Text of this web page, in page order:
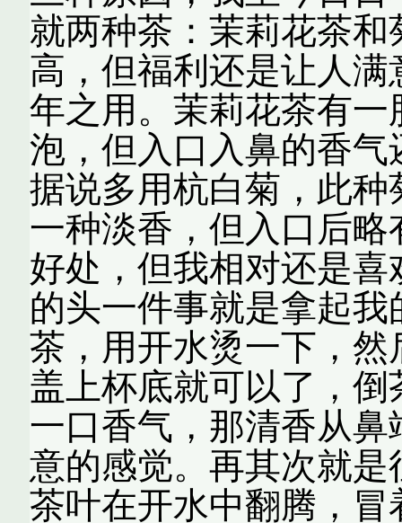
就两种茶：茉莉花茶
高，但福利还是让人
年之用。茉莉花茶有
泡，但入口入鼻的香
据说多用杭白菊，此
一种淡香，但入口后
好处，但我相对还是
的头一件事就是拿起
茶，用开水烫一下，
盖上杯底就可以了，
一口香气，那清香从
意的感觉。再其次就
茶叶在开水中翻腾，